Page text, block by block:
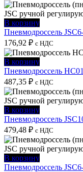
В корзину
Пневмодроссель
176,92 ₽ с НДС
В корзину
Пневмодроссель
487,35 ₽ с НДС
В корзину
Пневмодроссель
479,48 ₽ с НДС
В корзину
Пневмодроссель